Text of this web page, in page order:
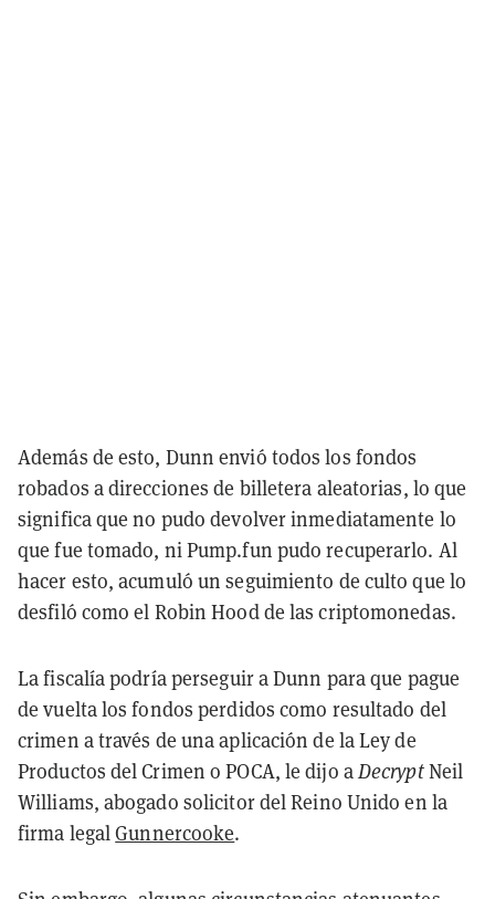
Además de esto, Dunn envió todos los fondos
robados a direcciones de billetera aleatorias, lo que
significa que no pudo devolver inmediatamente lo
que fue tomado, ni Pump.fun pudo recuperarlo. Al
hacer esto, acumuló un seguimiento de culto que lo
desfiló como el Robin Hood de las criptomonedas.
La fiscalía podría perseguir a Dunn para que pague
de vuelta los fondos perdidos como resultado del
crimen a través de una aplicación de la Ley de
Productos del Crimen o POCA, le dijo aDecryptNeil
Williams, abogado solicitor del Reino Unido en la
firma legalGunnercooke.